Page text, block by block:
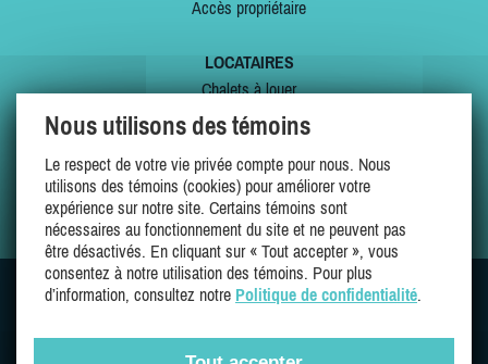
Accès propriétaire
LOCATAIRES
Chalets à louer
Chalets à vendre
Offres spéciales
Mes favoris
SUIVEZ-NOUS SUR
Nous utilisons des témoins
Le respect de votre vie privée compte pour nous. Nous
utilisons des témoins (cookies) pour améliorer votre
expérience sur notre site. Certains témoins sont
nécessaires au fonctionnement du site et ne peuvent pas
être désactivés. En cliquant sur « Tout accepter », vous
consentez à notre utilisation des témoins. Pour plus
d’information, consultez notre Politique de confidentialité.